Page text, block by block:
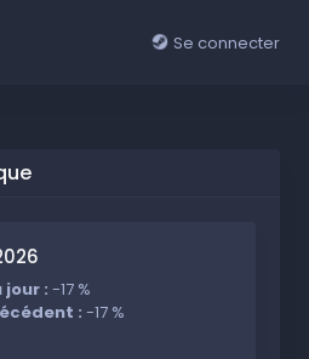
Se connecter
jour :-17 %
:-17 %